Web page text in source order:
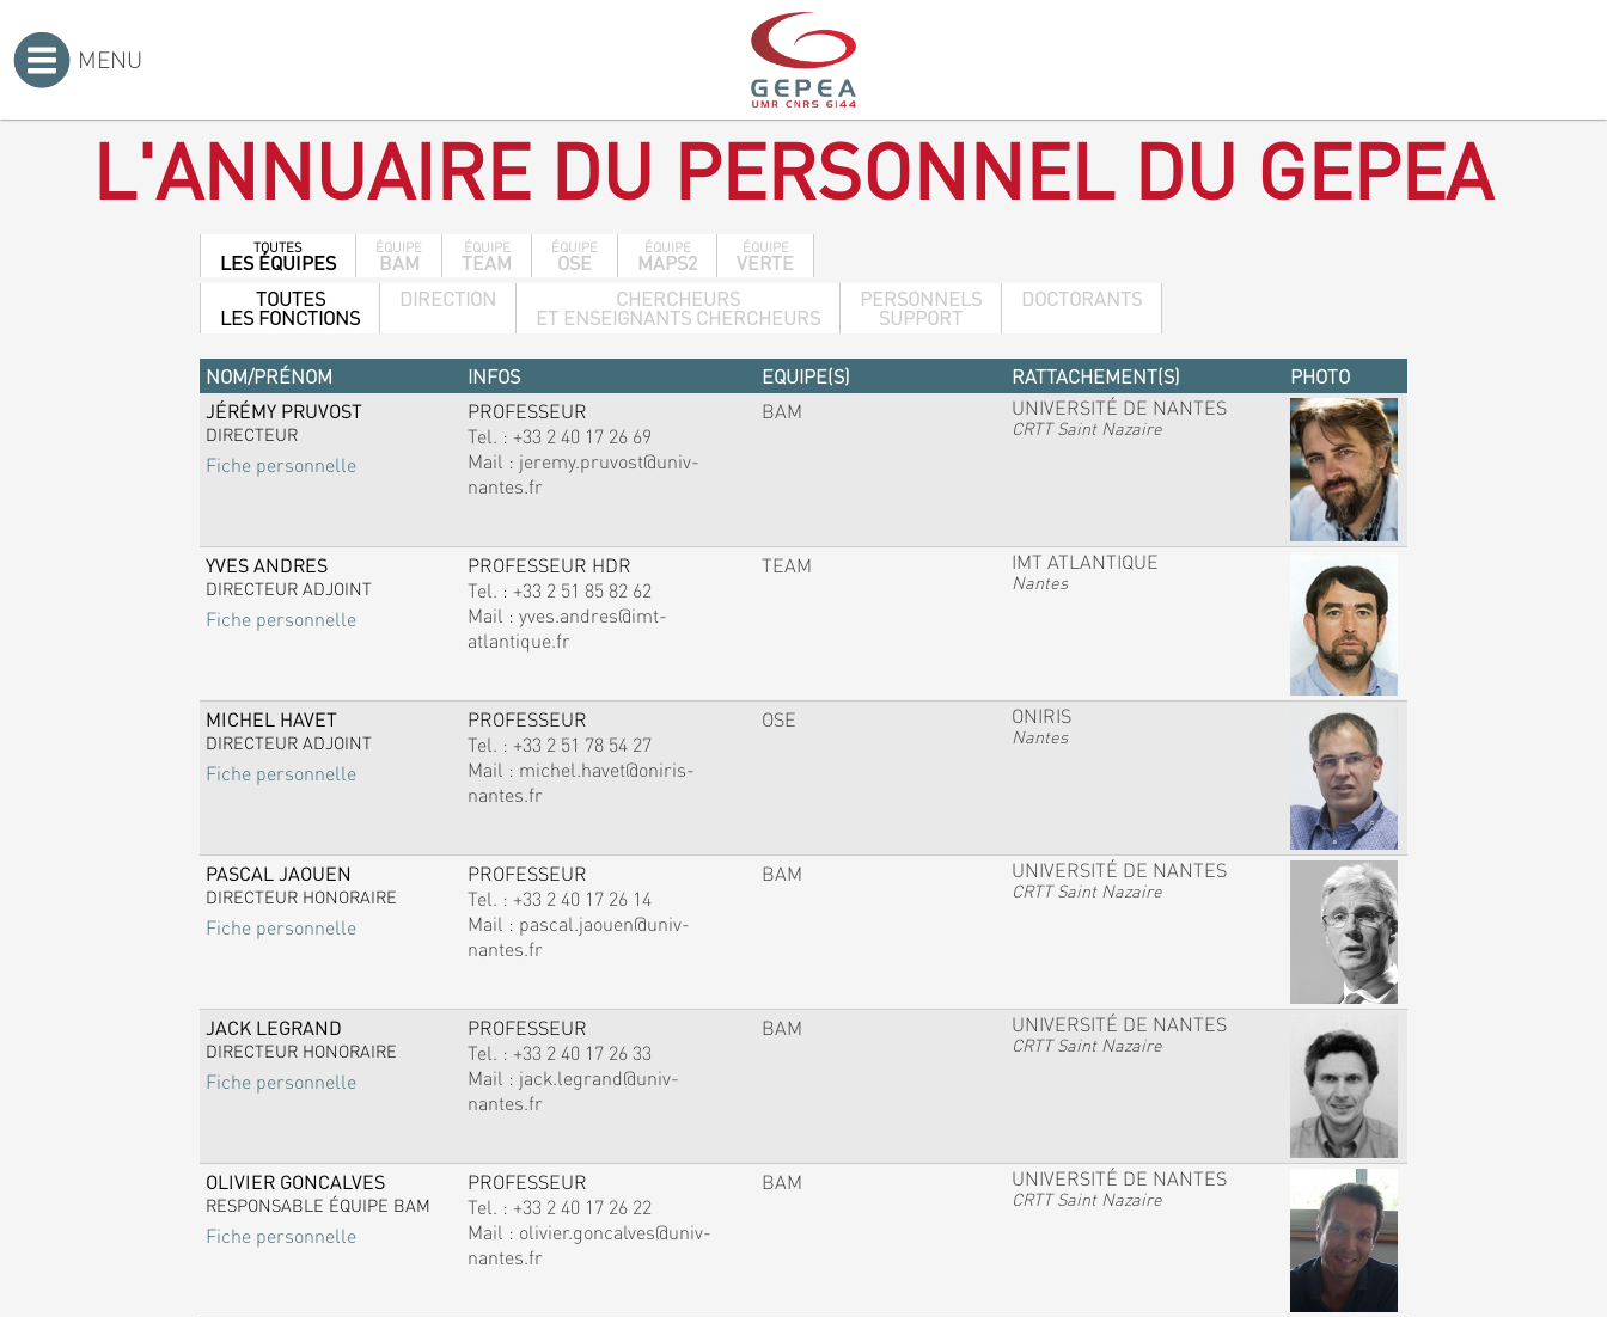
MENU
L'ANNUAIRE DU PERSONNEL DU GEPEA
TOUTES
LES ÉQUIPES
ÉQUIPE
BAM
ÉQUIPE
TEAM
ÉQUIPE
OSE
ÉQUIPE
MAPS2
ÉQUIPE
VERTE
TOUTES
LES FONCTIONS
DIRECTION CHERCHEURS
ET ENSEIGNANTS CHERCHEURS
PERSONNELS
SUPPORT
DOCTORANTS
NOM/PRÉNOM INFOS EQUIPE(S) RATTACHEMENT(S)
PHOTO
JÉRÉMY PRUVOST
DIRECTEUR
Fiche personnelle
PROFESSEUR
Tel. : +33 2 40 17 26 69
Mail : jeremy.pruvost@univ-
nantes.fr
BAM UNIVERSITÉ DE NANTES
CRTT Saint Nazaire
YVES ANDRES
DIRECTEUR ADJOINT
Fiche personnelle
PROFESSEUR HDR
Tel. : +33 2 51 85 82 62
Mail : yves.andres@imt-
atlantique.fr
TEAM IMT ATLANTIQUE
Nantes
MICHEL HAVET
DIRECTEUR ADJOINT
Fiche personnelle
PROFESSEUR
Tel. : +33 2 51 78 54 27
Mail : michel.havet@oniris-
nantes.fr
OSE ONIRIS
Nantes
PASCAL JAOUEN
DIRECTEUR HONORAIRE
Fiche personnelle
PROFESSEUR
Tel. : +33 2 40 17 26 14
Mail : pascal.jaouen@univ-
nantes.fr
BAM UNIVERSITÉ DE NANTES
CRTT Saint Nazaire
JACK LEGRAND
DIRECTEUR HONORAIRE
Fiche personnelle
PROFESSEUR
Tel. : +33 2 40 17 26 33
Mail : jack.legrand@univ-
nantes.fr
BAM UNIVERSITÉ DE NANTES
CRTT Saint Nazaire
OLIVIER GONCALVES
RESPONSABLE ÉQUIPE BAM
Fiche personnelle
PROFESSEUR
Tel. : +33 2 40 17 26 22
Mail : olivier.goncalves@univ-
nantes.fr
BAM UNIVERSITÉ DE NANTES
CRTT Saint Nazaire